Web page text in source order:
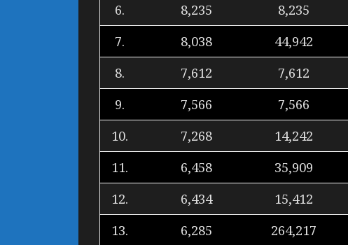
6.
8,235 8,235
7.
8,038 44,942
8.
7,612 7,612
9.
7,566 7,566
10.
7,268 14,242
11.
6,458 35,909
12.
6,434 15,412
13.
6,285 264,217